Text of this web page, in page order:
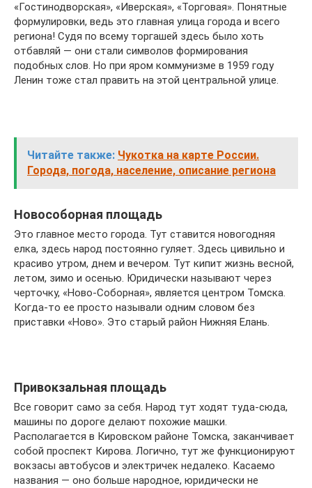
«Гостинодворская», «Иверская», «Торговая». Понятные
формулировки, ведь это главная улица города и всего
региона! Судя по всему торгашей здесь было хоть
отбавляй — они стали символов формирования
подобных слов. Но при яром коммунизме в 1959 году
Ленин тоже стал править на этой центральной улице.
Читайте также: Чукотка на карте России.
Города, погода, население, описание региона
Новособорная площадь
Это главное место города. Тут ставится новогодняя
елка, здесь народ постоянно гуляет. Здесь цивильно и
красиво утром, днем и вечером. Тут кипит жизнь весной,
летом, зимо и осенью. Юридически называют через
черточку, «Ново-Соборная», является центром Томска.
Когда-то ее просто называли одним словом без
приставки «Ново». Это старый район Нижняя Елань.
Привокзальная площадь
Все говорит само за себя. Народ тут ходят туда-сюда,
машины по дороге делают похожие машки.
Располагается в Кировском районе Томска, заканчивает
собой проспект Кирова. Логично, тут же функционируют
вокзасы автобусов и электричек недалеко. Касаемо
названия — оно больше народное, юридически не